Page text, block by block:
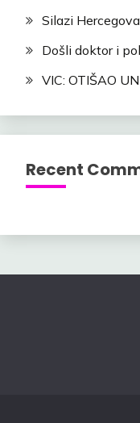
Silazi
Došli doktor i
VIC: OTIŠAO
Recent